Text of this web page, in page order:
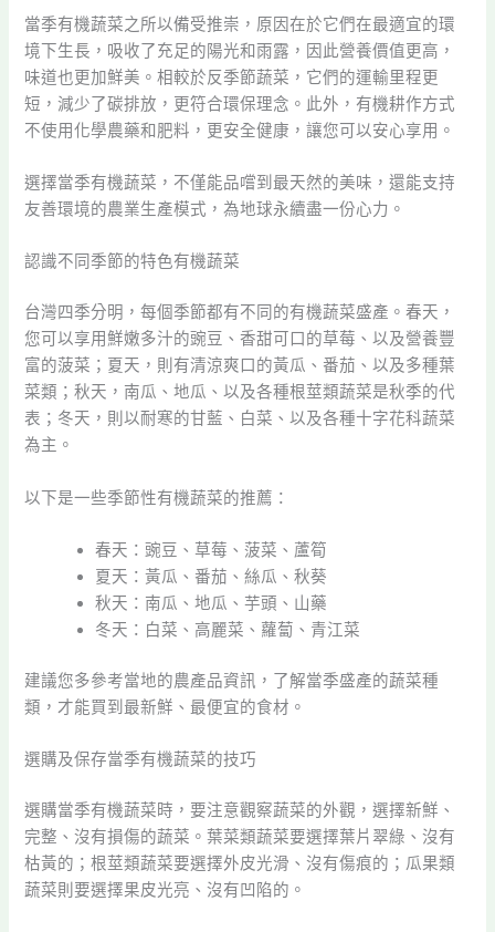
當季有機蔬菜之所以備受推崇，原因在於它們在最適宜的環
境下生長，吸收了充足的陽光和雨露，因此營養價值更高，
味道也更加鮮美。相較於反季節蔬菜，它們的運輸里程更
短，減少了碳排放，更符合環保理念。此外，有機耕作方式
不使用化學農藥和肥料，更安全健康，讓您可以安心享用。
選擇當季有機蔬菜，不僅能品嚐到最天然的美味，還能支持
友善環境的農業生產模式，為地球永續盡一份心力。
認識不同季節的特色有機蔬菜
台灣四季分明，每個季節都有不同的有機蔬菜盛產。春天，
您可以享用鮮嫩多汁的豌豆、香甜可口的草莓、以及營養豐
富的菠菜；夏天，則有清涼爽口的黃瓜、番茄、以及多種葉
菜類；秋天，南瓜、地瓜、以及各種根莖類蔬菜是秋季的代
表；冬天，則以耐寒的甘藍、白菜、以及各種十字花科蔬菜
為主。
以下是一些季節性有機蔬菜的推薦：
春天：豌豆、草莓、菠菜、蘆筍
夏天：黃瓜、番茄、絲瓜、秋葵
秋天：南瓜、地瓜、芋頭、山藥
冬天：白菜、高麗菜、蘿蔔、青江菜
建議您多參考當地的農產品資訊，了解當季盛產的蔬菜種
類，才能買到最新鮮、最便宜的食材。
選購及保存當季有機蔬菜的技巧
選購當季有機蔬菜時，要注意觀察蔬菜的外觀，選擇新鮮、
完整、沒有損傷的蔬菜。葉菜類蔬菜要選擇葉片翠綠、沒有
枯黃的；根莖類蔬菜要選擇外皮光滑、沒有傷痕的；瓜果類
蔬菜則要選擇果皮光亮、沒有凹陷的。